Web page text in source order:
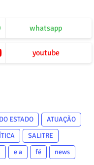
whatsapp
youtube
ESTADO
ATUAÇÃO
SALITRE
e a fé news